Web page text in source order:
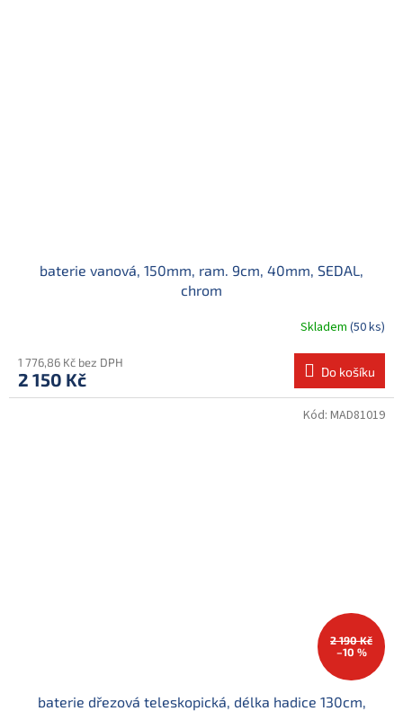
baterie vanová, 150mm, ram. 9cm, 40mm, SEDAL,
chrom
Skladem (50 ks)
1 776,86 Kč bez DPH
2 150 Kč Do košíku
2 190 Kč
–10 %
baterie dřezová teleskopická, délka hadice 130cm,
Kód: MAD81019